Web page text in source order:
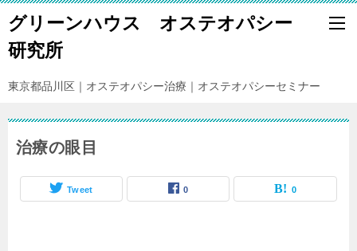
グリーンハウス オステオパシー
研究所
東京都品川区｜オステオパシー治療｜オステオパシーセミナー
治療の眼目
Tweet 0 0